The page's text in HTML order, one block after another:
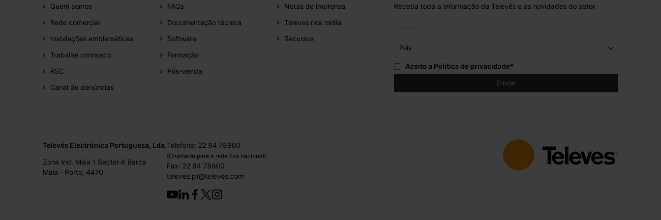
Quem somos
Rede comercial
Instalações emblemáticas
Trabalhe connosco
RSC
Canal de denúncias
FAQs
Documentação técnica
Software
Formação
Pós-venda
Notas de imprensa
Televes nos mídia
Recursos
Receba toda a informação da Televés e as novidades do setor
Aceito a Política de privacidade*
Televés Electrónica Portuguesa, Lda.
Zona Ind. Maia 1 Sector-X Barca
Maia - Porto, 4470
Telefone: 22 94 78900
(Chamada para a rede fixa nacional)
Fax: 22 94 78900
televes.pt@televes.com